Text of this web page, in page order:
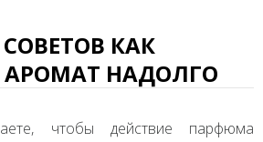
КАК
АРОМАТ НАДОЛГО
чтобы действие парфюма